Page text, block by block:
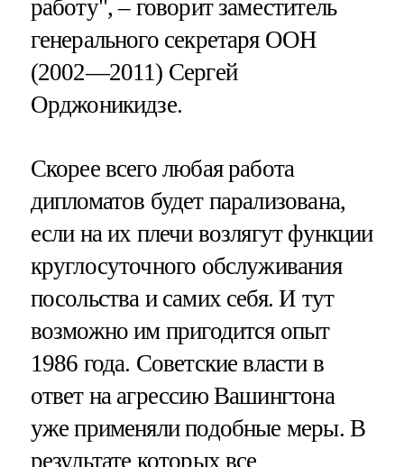
работу", – говорит заместитель
генерального секретаря ООН
(2002—2011) Сергей
Орджоникидзе.
Скорее всего любая работа
дипломатов будет парализована,
если на их плечи возлягут функции
круглосуточного обслуживания
посольства и самих себя. И тут
возможно им пригодится опыт
1986 года. Советские власти в
ответ на агрессию Вашингтона
уже применяли подобные меры. В
результате которых все